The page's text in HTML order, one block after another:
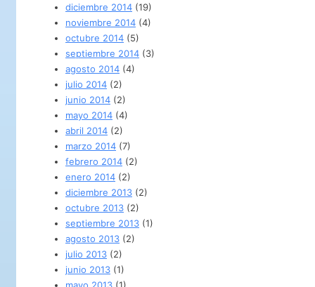
diciembre 2014 (19)
noviembre 2014 (4)
octubre 2014 (5)
septiembre 2014 (3)
agosto 2014 (4)
julio 2014 (2)
junio 2014 (2)
mayo 2014 (4)
abril 2014 (2)
marzo 2014 (7)
febrero 2014 (2)
enero 2014 (2)
diciembre 2013 (2)
octubre 2013 (2)
septiembre 2013 (1)
agosto 2013 (2)
julio 2013 (2)
junio 2013 (1)